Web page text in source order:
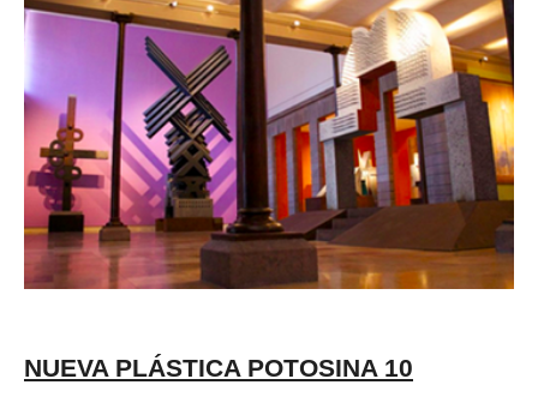
NUEVA PLÁSTICA POTOSINA 10